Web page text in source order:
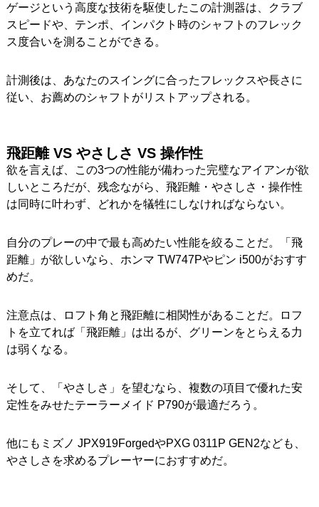
ゲージという高度な技術を駆使したこの計測器は、クラブ
スピードや、テンポ、インパクト時のシャフトのフレック
ス度合いを測ることができる。
計測後は、あなたのスイングに合ったフレックスや長さに
従い、お薦めのシャフトがリストアップされる。
飛距離 VS やさしさ VS 操作性
欲を言えば、この3つの性能が備わった完璧なアイアンが欲
しいところだが、残念ながら、飛距離・やさしさ・操作性
は同時に叶わず、どれかを犠牲にしなければならない。
自分のプレーの中で最も高めたい性能を絞ることだ。「飛
距離」が欲しいなら、ホンマ TW747Pやピン i500がおすす
めだ。
注意点は、ロフト角と飛距離に相関性があることだ。ロフ
トを立てれば「飛距離」は出るが、グリーンをとらえる力
は弱くなる。
そして、「やさしさ」を望むなら、複数の項目で優れた安
定性をみせたテーラーメイド P790が最適だろう。
他にもミズノ JPX919ForgedやPXG 0311P GEN2なども、
やさしさを求めるプレーヤーにおすすめだ。